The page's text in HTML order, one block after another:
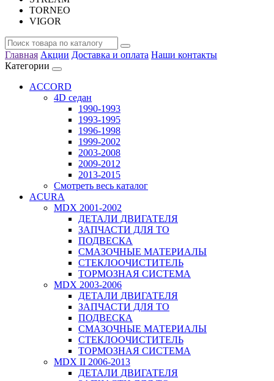
TORNEO
VIGOR
Главная Акции Доставка и оплата Наши контакты
Категории
ACCORD
4D седан
1990-1993
1993-1995
1996-1998
1999-2002
2003-2008
2009-2012
2013-2015
Смотреть весь каталог
ACURA
MDX 2001-2002
ДЕТАЛИ ДВИГАТЕЛЯ
ЗАПЧАСТИ ДЛЯ ТО
ПОДВЕСКА
СМАЗОЧНЫЕ МАТЕРИАЛЫ
СТЕКЛООЧИСТИТЕЛЬ
ТОРМОЗНАЯ СИСТЕМА
MDX 2003-2006
ДЕТАЛИ ДВИГАТЕЛЯ
ЗАПЧАСТИ ДЛЯ ТО
ПОДВЕСКА
СМАЗОЧНЫЕ МАТЕРИАЛЫ
СТЕКЛООЧИСТИТЕЛЬ
ТОРМОЗНАЯ СИСТЕМА
MDX II 2006-2013
ДЕТАЛИ ДВИГАТЕЛЯ